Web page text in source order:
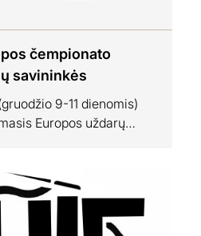
čempionato
savininkės
9-11 dienomis)
Europos uždarų
grupė Lietuvos
čempionate buvo
moterų